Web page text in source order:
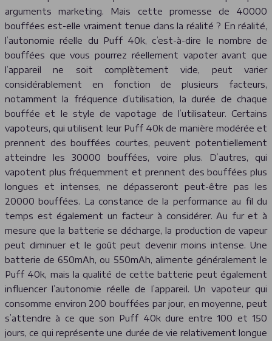
arguments marketing. Mais cette promesse de 40000
bouffées est-elle vraiment tenue dans la réalité ? En réalité,
l’autonomie réelle du Puff 40k, c’est-à-dire le nombre de
bouffées que vous pourrez réellement vapoter avant que
l’appareil ne soit complètement vide, peut varier
considérablement en fonction de plusieurs facteurs,
notamment la fréquence d’utilisation, la durée de chaque
bouffée et le style de vapotage de l’utilisateur. Certains
vapoteurs, qui utilisent leur Puff 40k de manière modérée et
prennent des bouffées courtes, peuvent potentiellement
atteindre les 30000 bouffées, voire plus. D’autres, qui
vapotent plus fréquemment et prennent des bouffées plus
longues et intenses, ne dépasseront peut-être pas les
20000 bouffées. La constance de la performance au fil du
temps est également un facteur à considérer. Au fur et à
mesure que la batterie se décharge, la production de vapeur
peut diminuer et le goût peut devenir moins intense. Une
batterie de 650mAh, ou 550mAh, alimente généralement le
Puff 40k, mais la qualité de cette batterie peut également
influencer l’autonomie réelle de l’appareil. Un vapoteur qui
consomme environ 200 bouffées par jour, en moyenne, peut
s’attendre à ce que son Puff 40k dure entre 100 et 150
jours, ce qui représente une durée de vie relativement longue